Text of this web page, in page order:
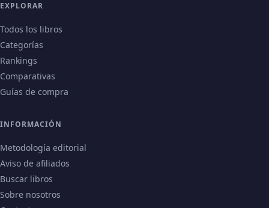
EXPLORAR
Todos los libros
Categorías
Rankings
Comparativas
Guías de compra
INFORMACIÓN
Metodología editorial
Aviso de afiliados
Buscar libros
Sobre nosotros